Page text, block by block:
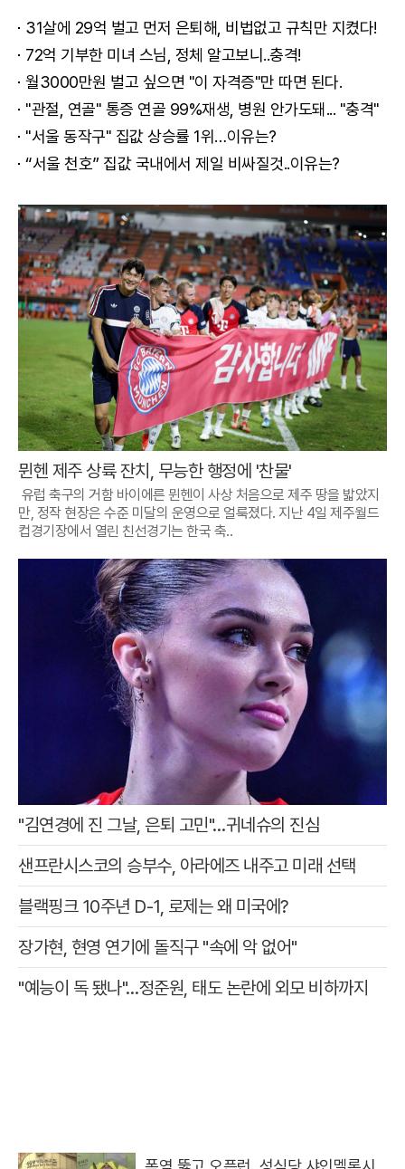
31살에 29억 벌고 먼저 은퇴해, 비법없고 규칙만 지켰다!
72억 기부한 미녀 스님, 정체 알고보니..충격!
월3000만원 벌고 싶으면 "이 자격증"만 따면 된다.
"관절, 연골" 통증 연골 99%재생, 병원 안가도돼... "충격"
"서울 동작구" 집값 상승률 1위…이유는?
“서울 천호” 집값 국내에서 제일 비싸질것..이유는?
뮌헨 제주 상륙 잔치, 무능한 행정에 '찬물'
유럽 축구의 거함 바이에른 뮌헨이 사상 처음으로 제주 땅을 밟았지
만, 정작 현장은 수준 미달의 운영으로 얼룩졌다. 지난 4일 제주월드
컵경기장에서 열린 친선경기는 한국 축..
"김연경에 진 그날, 은퇴 고민"…귀네슈의 진심
샌프란시스코의 승부수, 아라에즈 내주고 미래 선택
블랙핑크 10주년 D-1, 로제는 왜 미국에?
장가현, 현영 연기에 돌직구 "속에 악 없어"
"예능이 독 됐나"…정준원, 태도 논란에 외모 비하까지